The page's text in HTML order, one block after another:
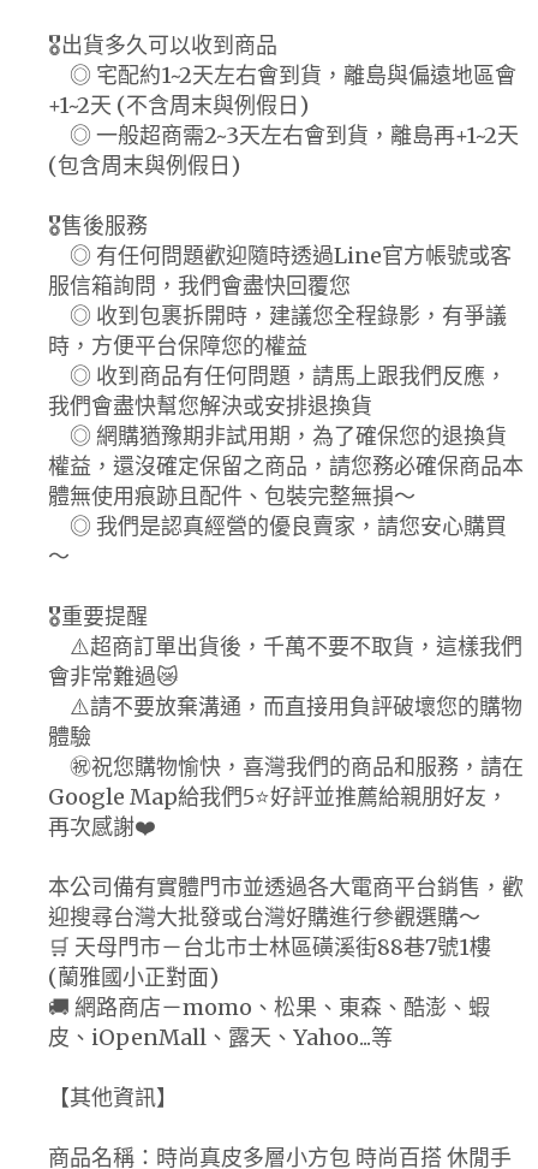
🎖️出貨多久可以收到商品
◎ 宅配約1~2天左右會到貨，離島與偏遠地區會
+1~2天 (不含周末與例假日)
◎ 一般超商需2~3天左右會到貨，離島再+1~2天
(包含周末與例假日)
🎖️售後服務
◎ 有任何問題歡迎隨時透過Line官方帳號或客
服信箱詢問，我們會盡快回覆您
◎ 收到包裹拆開時，建議您全程錄影，有爭議
時，方便平台保障您的權益
◎ 收到商品有任何問題，請馬上跟我們反應，
我們會盡快幫您解決或安排退換貨
◎ 網購猶豫期非試用期，為了確保您的退換貨
權益，還沒確定保留之商品，請您務必確保商品本
體無使用痕跡且配件、包裝完整無損～
◎ 我們是認真經營的優良賣家，請您安心購買
～
🎖️重要提醒
⚠️超商訂單出貨後，千萬不要不取貨，這樣我們
會非常難過😿
⚠️請不要放棄溝通，而直接用負評破壞您的購物
體驗
㊗️祝您購物愉快，喜灣我們的商品和服務，請在
Google Map給我們5⭐好評並推薦給親朋好友，
再次感謝❤️
本公司備有實體門市並透過各大電商平台銷售，歡
迎搜尋台灣大批發或台灣好購進行參觀選購～
🛒 天母門市－台北市士林區磺溪街88巷7號1樓
(蘭雅國小正對面)
🚚 網路商店－momo、松果、東森、酷澎、蝦
皮、iOpenMall、露天、Yahoo...等
【其他資訊】
商品名稱：時尚真皮多層小方包 時尚百搭 休閒手